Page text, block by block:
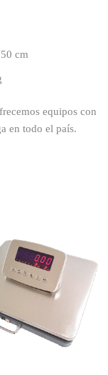
cm
equipos con
en todo el país.